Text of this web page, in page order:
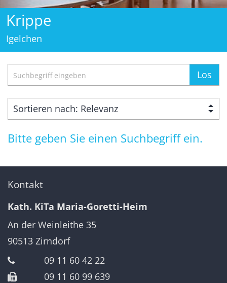
Krippe
Igelchen
Suche Los
Bitte geben Sie einen Suchbegriff ein.
Kontakt
Kath. KiTa Maria-Goretti-Heim
An der Weinleithe 35
90513 Zirndorf
09 11 60 42 22
09 11 60 99 639